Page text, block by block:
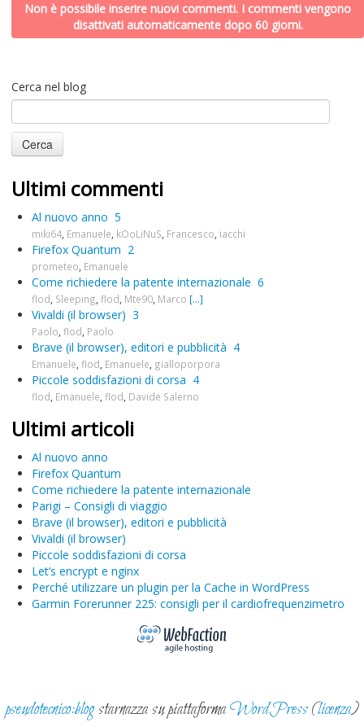
Non è possibile inserire nuovi commenti. I commenti vengono
disattivati automaticamente dopo 60 giorni.
Cerca nel blog
Ultimi commenti
Al nuovo anno 5
miki64 Emanuele kOoLiNuS Francesco iacchi
Firefox Quantum 2
prometeo Emanuele
Come richiedere la patente internazionale 6
flod Sleeping flod Mte90 Marco [...]
Vivaldi (il browser) 3
Paolo flod Paolo
Brave (il browser), editori e pubblicità 4
Emanuele flod Emanuele gialloporpora
Piccole soddisfazioni di corsa 4
flod Emanuele flod Davide Salerno
Ultimi articoli
Al nuovo anno
Firefox Quantum
Come richiedere la patente internazionale
Parigi – Consigli di viaggio
Brave (il browser), editori e pubblicità
Vivaldi (il browser)
Piccole soddisfazioni di corsa
Let’s encrypt e nginx
Perché utilizzare un plugin per la Cache in WordPress
Garmin Forerunner 225: consigli per il cardiofrequenzimetro
pseudotecnico:blogstarnazza su piattaformaWordPress(licenza)